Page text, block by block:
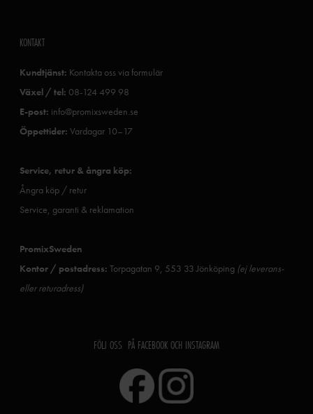
KONTAKT
Kundtjänst: Kontakta oss via formulär
Växel / tel: 08-124 499 98
E-post: info@promixsweden.se
Öppettider: Vardagar 10–17
Service, retur & ångra köp:
Ångra köp / retur
Service, garanti & reklamation
PromixSweden
Kontor / postadress: Torpagatan 9, 553 33 Jönköping (ej leverans-
eller returadress)
FÖLJ OSS PÅ FACEBOOK OCH INSTAGRAM